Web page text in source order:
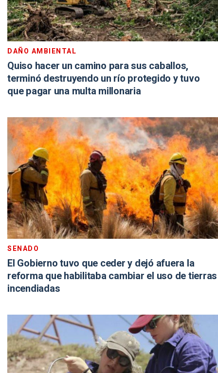
DAÑO AMBIENTAL
Quiso hacer un camino para sus caballos,
terminó destruyendo un río protegido y tuvo
que pagar una multa millonaria
SENADO
El Gobierno tuvo que ceder y dejó afuera la
reforma que habilitaba cambiar el uso de tierras
incendiadas